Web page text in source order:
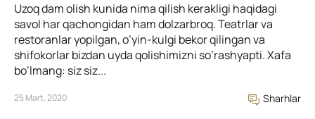
Uzoq dam olish kunida nima qilish kerakligi haqidagi
savol har qachongidan ham dolzarbroq. Teatrlar va
restoranlar yopilgan, o’yin-kulgi bekor qilingan va
shifokorlar bizdan uyda qolishimizni so’rashyapti. Xafa
bo’lmang: siz siz...
25 Mart, 2020 Sharhlar